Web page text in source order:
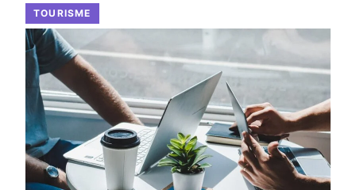
TOURISME